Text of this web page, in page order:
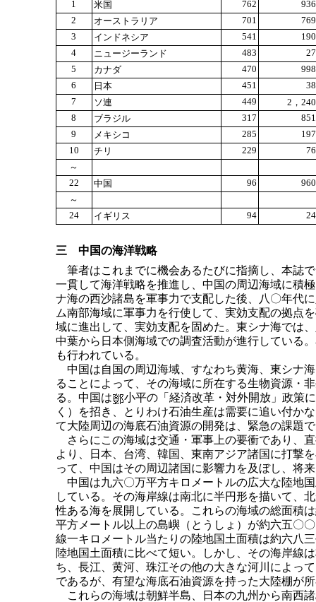
1
米国 762
936
2
オーストラリア 701
769
3
インドネシア 541
190
4
ニュージーランド 483
27
5
カナダ 470
998
6
日本 451
38
7
ソ連 449
2，240
8
ブラジル 317
851
9
メキシコ 285
197
10
チリ 229
76
～
22
中国 96
960
～
24
イギリス 94 24
三 中国の海洋戦略
筆者はこれまでに機会あるたびに指摘し、本誌
一貫して海洋戦略を推進し、中国の周辺海域に積
ナ海の西沙諸島を軍事力で支配した後、八〇年代
ム南部海域に軍事力を行使して、実効支配の拠点
域に進出して、実効支配を固めた。東シナ海では
中葉から日本側海域での調査活動が進行している
も行われている。
中国は自国の周辺海域、すなわち黄海、東シナ
ることによって、その海域に所在する生物資源・
る。中国は
小平の「経済改革・対外開放」政策
く）を招き、とりわけ石油生産は需要に追い付か
て大陸周辺の海底石油資源の開発は、緊急の課題
さらにこの海域は交通・軍事上の要衝であり、
より、日本、台湾、韓国、東南アジア諸国に打撃
って、中国はその周辺諸国に影響力を及ぼし、将
中国は九六〇万平方キロメートルの広大な陸地
している。その海岸線は南北に半円形を描いて、
性ある海を展開している。これらの海域の総面積
平方メートル以上の島嶼（とうしょ）が約六五〇
線一キロメートル当たりの陸地国土面積は約六八
陸地国土面積に比べて短い。しかし、その海岸線
ち、長江、黄河、珠江その他の大きな河川によっ
であるが、有望な海底石油資源を持った大陸棚が
これらの海域は朝鮮半島、日本の九州から南西